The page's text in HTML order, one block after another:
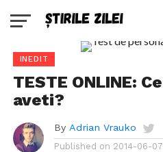
INEDIT
TESTE ONLINE:
aveti?
By Adrian Vrauko
Published on 2014-06-